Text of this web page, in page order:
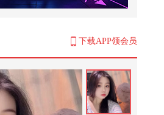
【刘珈彤｜声乐小课堂】光说不练
阻止餐厅不文明行为 #小游戏
154
谁懂青春期的男生有多能吃@搞笑
下载APP领会员